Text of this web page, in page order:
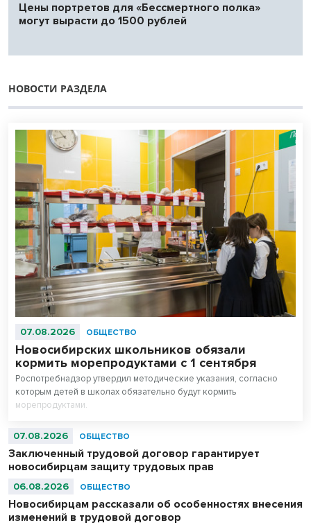
Цены портретов для «Бессмертного полка»
могут вырасти до 1500 рублей
НОВОСТИ РАЗДЕЛА
07.08.2026 ОБЩЕСТВО
Новосибирских школьников обязали
кормить морепродуктами с 1 сентября
Роспотребнадзор утвердил методические указания, согласно
которым детей в школах обязательно будут кормить
морепродуктами.
07.08.2026 ОБЩЕСТВО
Заключенный трудовой договор гарантирует
новосибирцам защиту трудовых прав
06.08.2026 ОБЩЕСТВО
Новосибирцам рассказали об особенностях внесения
изменений в трудовой договор